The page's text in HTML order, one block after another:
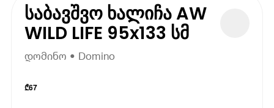
საბავშვო ხალიჩა AW
WILD LIFE 95x133 სმ
დომინო • Domino
₾67